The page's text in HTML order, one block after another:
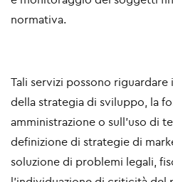
normativa.
Tali servizi possono
della strategia di sviluppo, la
amministrazione o sull'uso di
definizione di strategie di
soluzione di problemi legali,